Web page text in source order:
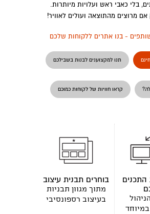
בלי כאבי ראש ועלויות מיותרות.
מרוצים מהתוצאה ועולים לאוויר!
- בנו אתרים ללקוחות שלכם
תנו למקצוענים לבנות בשבילכם
קראו חוויות של לקוחות כמוכם
במיוחד
בוחרים תבנית עיצוב
מתוך מגוון תבניות
בעיצוב רספונסיבי